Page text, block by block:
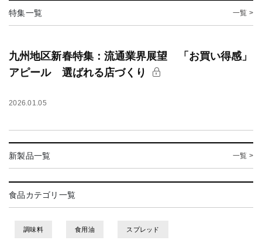
特集一覧 一覧 >
九州地区新春特集：流通業界展望 「お買い得感」
アピール 選ばれる店づくり
2026.01.05
新製品一覧 一覧 >
食品カテゴリ一覧
調味料 食用油 スプレッド